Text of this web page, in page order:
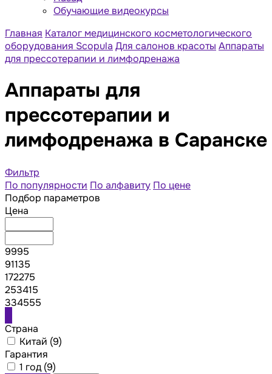
Обучающие видеокурсы
Главная Каталог медицинского косметологического
оборудования Scopula Для салонов красоты Аппараты
для прессотерапии и лимфодренажа
Аппараты для
прессотерапии и
лимфодренажа в Саранске
Фильтр
По популярности По алфавиту По цене
Подбор параметров
Цена
9995
91135
172275
253415
334555
Страна
Китай (9)
Гарантия
1 год (9)